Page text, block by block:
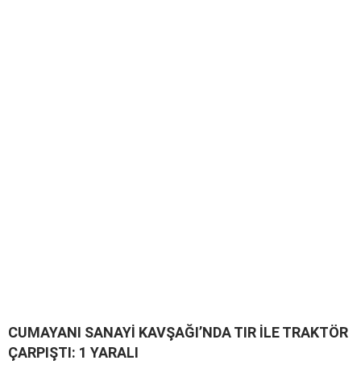
CUMAYANI SANAYİ KAVŞAĞI’NDA TIR İLE TRAKTÖR
ÇARPIŞTI: 1 YARALI